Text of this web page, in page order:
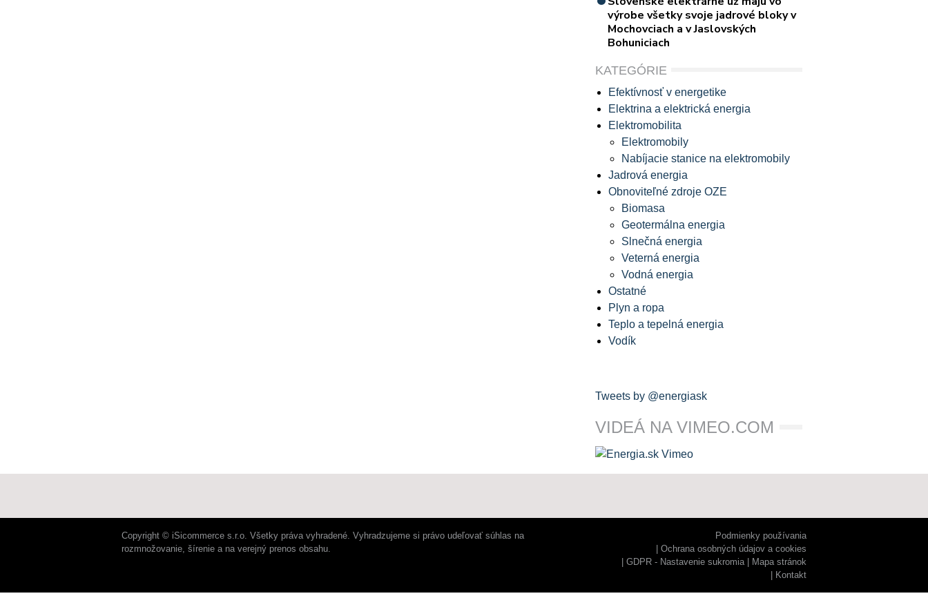
výrobe všetky svoje jadrové bloky v
Mochovciach a v Jaslovských
Bohuniciach
KATEGÓRIE
Efektívnosť v energetike
Elektrina a elektrická energia
Elektromobilita
Elektromobily
Nabíjacie stanice na elektromobily
Jadrová energia
Obnoviteľné zdroje OZE
Biomasa
Geotermálna energia
Slnečná energia
Veterná energia
Vodná energia
Ostatné
Plyn a ropa
Teplo a tepelná energia
Vodík
Tweets by @energiask
VIDEÁ NA VIMEO.COM
Copyright © iSicommerce s.r.o. Všetky práva vyhradené. Vyhradzujeme si právo udeľovať súhlas na
rozmnožovanie, šírenie a na verejný prenos obsahu.
Podmienky používania
Ochrana osobných údajov a cookies
GDPR - Nastavenie sukromia
Mapa stránok
Kontakt